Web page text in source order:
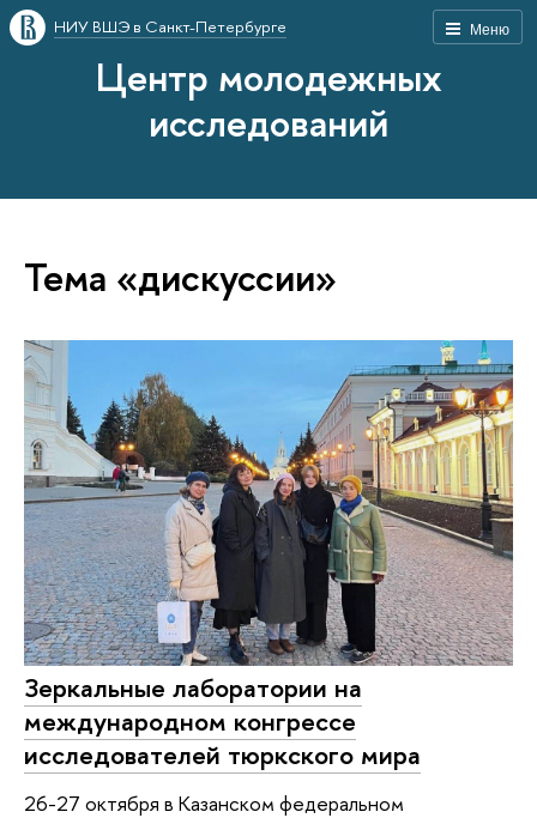
Меню
НИУ ВШЭ в Санкт-Петербурге
Центр молодежных
исследований
Тема «дискуссии»
Зеркальные лаборатории на
международном конгрессе
исследователей тюркского мира
26-27 октября в Казанском федеральном